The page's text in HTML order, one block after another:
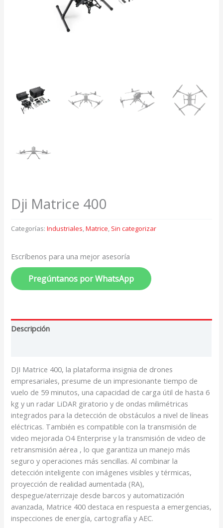
Dji Matrice 400
Categorías:Industriales ,Matrice Sin categorizar
Escríbenos para una mejor asesoría
Pregúntanos por WhatsApp
Descripción
DJI Matrice 400, la plataforma insignia de drones
empresariales, presume de un impresionante tiempo de
vuelo de 59 minutos, una capacidad de carga útil de hasta 6
kgy un radar LiDAR giratorio y de ondas milimétricas
integrados para la detección de obstáculos a nivel de líneas
eléctricas. También es compatible con la transmisión de
video mejorada O4 Enterprise y la transmisión de video de
retransmisión aérea , lo que garantiza un manejo más
seguro y operaciones más sencillas. Al combinar la
detección inteligente con imágenes visibles y térmicas,
proyección de realidad aumentada (RA),
despegue/aterrizaje desde barcos y automatización
avanzada, Matrice 400 destaca en respuesta a emergencias,
inspecciones de energía, cartografía y AEC.